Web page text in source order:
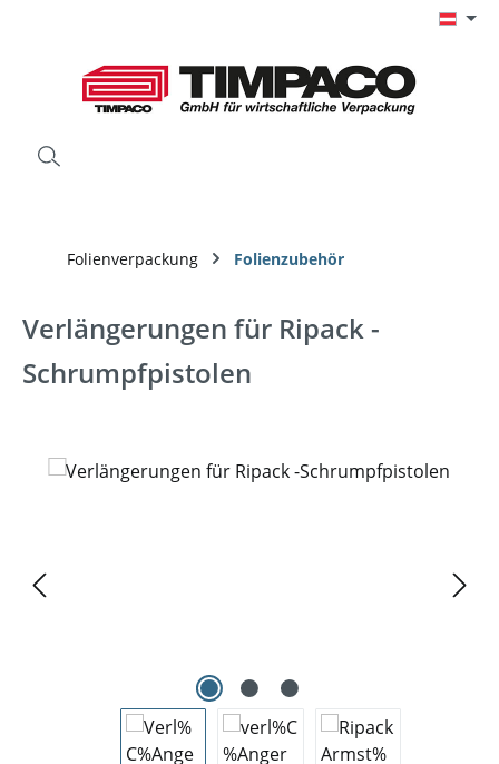
Folienverpackung Folienzubehör
Verlängerungen für Ripack -
Schrumpfpistolen
Bildergalerie überspringen